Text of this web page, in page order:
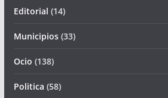
Editorial (14)
Municipios(33)
Ocio (138)
Politica (58)